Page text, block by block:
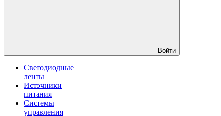
Войти
Светодиодные
ленты
Источники
питания
Системы
управления